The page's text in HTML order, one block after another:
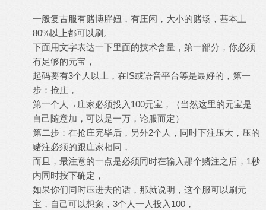
一般复古服有赌博胖妞，有庄闲，大小的赌场，基本上
80%以上都可以刷。
下面用文字表达一下里面的技术含量，第一部分，你必须
有足够的元宝，
起码要有3个人以上，在IS或语音平台等是最好的，第一
步：抢庄，
第一个人→庄家必须投入100元宝，（当然这里的元宝是
自己随意加，可以是一万，论服而定）
第二步：在抢庄完毕后，另外2个人，同时下注压大，压的
赌注必须的跟庄家相同，
而且，最注意的一点是必须同时在输入那个赌注之后，1秒
内同时按下确定，
如果你们同时压进去的话，那就说明，这个服可以刷元
宝，自己可以想象，3个人一人投入100，